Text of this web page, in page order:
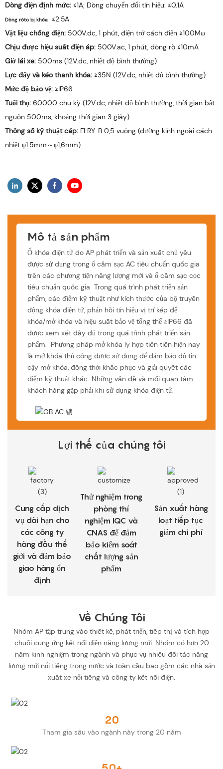
Dòng điện định mức: ≤1A; Dòng chuyển đổi tín hiệu: ≤0.1A
Dòng rôto bị khóa:
≤2.5A
Vật liệu chống điện: 500V.dc, 1 phút, điện trở cách điện ≥100Mω
Chịu được hiệu suất điện áp: 500V.ac, 1 phút, dòng rò ≤10mA
Giờ lái xe: 500ms (12V.dc, nhiệt độ bình thường)
Lực đẩy và kéo thanh khóa: ≥35N (12V.dc, nhiệt độ bình thường)
Mức độ bảo vệ: ≥IP66
Tuổi thọ: 60000 chu kỳ (12V.dc, nhiệt độ bình thường, thời gian bật
nguồn 500ms, khoảng thời gian 3 giây)
Thông số kỹ thuật cáp: FLRY-B 0,5 vuông (đường kính ngoài cách
nhiệt φ1.5mm～φ1,6mm)
Mô tả sản phẩm
Ổ khóa điện tử do AP phát triển và sản xuất chủ yếu
được sử dụng trong ổ cắm sạc AC tiêu chuẩn quốc gia
trên các phương tiện năng lượng mới và ổ cắm sạc cọc
tiêu chuẩn quốc gia Trong quá trình phát triển sản
phẩm, các điểm kỹ thuật như kích thước của bộ truyền
động khóa điện tử, phản hồi tín hiệu vị trí kép để
khóa/mở khóa và hiệu suất bảo vệ tổng thể ≥IP66 đã
được xem xét đầy đủ trong quá trình phát triển sản
phẩm. Phương pháp mở khóa ly hợp tiên tiến hiện nay
là mở khóa thủ công được sử dụng để đảm bảo độ tin
cậy mở khóa, đồng thời khắc phục và giải quyết các
điểm kỹ thuật khác Những vấn đề và mối quan tâm
khách hàng gặp phải khi sử dụng khóa điện tử.
Lợi thế của chúng tôi
Cung cấp dịch
vụ dài hạn cho
các công ty
hàng đầu thế
giới và đảm bảo
giao hàng ổn
định
Thử nghiệm trong
phòng thí
nghiệm IQC và
CNAS để đảm
bảo kiểm soát
chất lượng sản
phẩm
Sản xuất hàng
loạt tiếp tục
giảm chi phí
Về Chúng Tôi
Nhóm AP tập trung vào thiết kế, phát triển, tiếp thị và tích hợp
chuỗi cung ứng kết nối điện năng lượng mới. Nhóm có hơn 20
năm kinh nghiệm trong ngành và phục vụ nhiều đối tác năng
lượng mới nổi tiếng trong nước và toàn cầu bao gồm các nhà sản
xuất xe nổi tiếng và công ty kết nối điện.
20
Tham gia sâu vào ngành này trong 20 năm